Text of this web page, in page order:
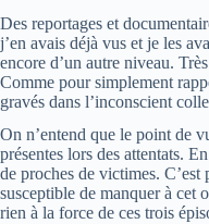
Des reportages et
j’en avais déjà vus et je les
encore d’un autre niveau.
Comme pour simplement
gravés dans l’inconscient
On n’entend que le point de
présentes lors des attentats.
de proches de victimes.
susceptible de manquer à cet
rien à la force de ces trois